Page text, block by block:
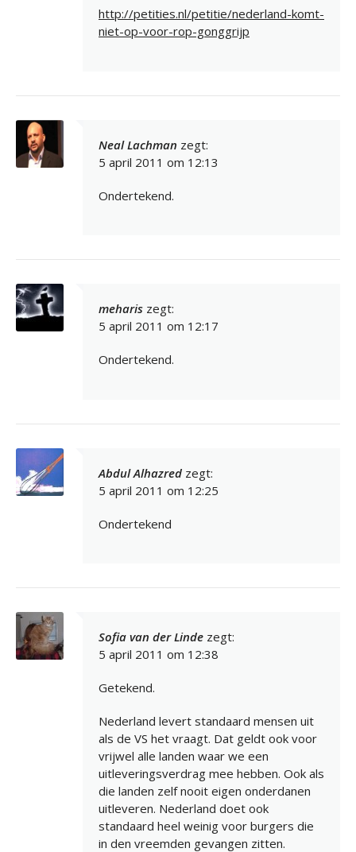
http://petities.nl/petitie/nederland-komt-
niet-op-voor-rop-gonggrijp
Neal Lachman zegt:
5 april 2011 om 12:13
Ondertekend.
meharis zegt:
5 april 2011 om 12:17
Ondertekend.
Abdul Alhazred zegt:
5 april 2011 om 12:25
Ondertekend
Sofia van der Linde zegt:
5 april 2011 om 12:38
Getekend.
Nederland levert standaard mensen uit
als de VS het vraagt. Dat geldt ook voor
vrijwel alle landen waar we een
uitleveringsverdrag mee hebben. Ook als
die landen zelf nooit eigen onderdanen
uitleveren. Nederland doet ook
standaard heel weinig voor burgers die
in den vreemden gevangen zitten.